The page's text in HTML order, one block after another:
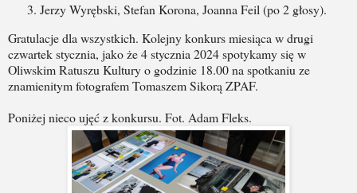
Jerzy Wyrębski, Stefan Korona, Joanna Feil (po 2 głosy).
Gratulacje dla wszystkich. Kolejny konkurs miesiąca w drugi
czwartek stycznia, jako że 4 stycznia 2024 spotykamy się w
Oliwskim Ratuszu Kultury o godzinie 18.00 na spotkaniu ze
znamienitym fotografem Tomaszem Sikorą ZPAF.
Poniżej nieco ujęć z konkursu. Fot. Adam Fleks.